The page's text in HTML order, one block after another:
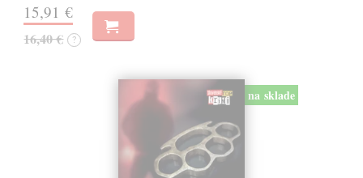
15,91 €
16,40 € ?
na sklade